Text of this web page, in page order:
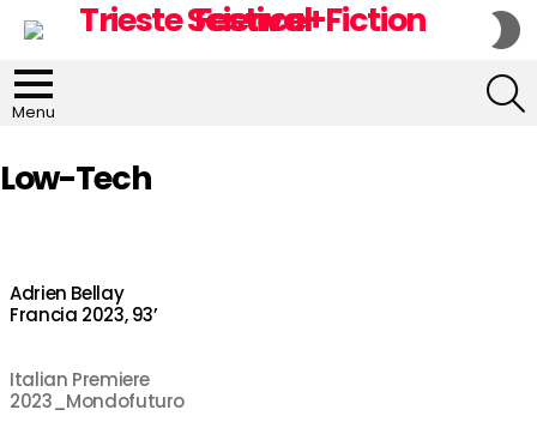
Menu
Low-Tech
Adrien Bellay
Francia 2023, 93’
Italian Premiere
2023_Mondofuturo